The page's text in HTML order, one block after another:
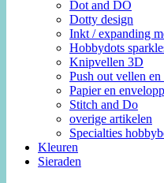
Dot and DO
Dotty design
Inkt / expanding
Hobbydots
Knipvellen 3D
Push out vellen en
Papier en
Stitch and Do
overige artikelen
Specialties
Kleuren
Sieraden